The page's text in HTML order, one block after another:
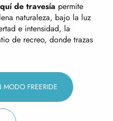
de travesía permite
naturaleza, bajo la luz
e intensidad, la
de recreo, donde trazas
FREERIDE